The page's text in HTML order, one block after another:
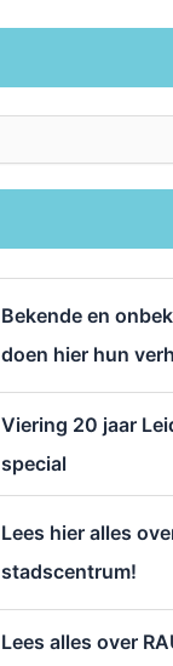
Bekende en
doen hier hun
Viering 20 jaar
special
Lees hier alles
stadscentrum!
Lees alles over